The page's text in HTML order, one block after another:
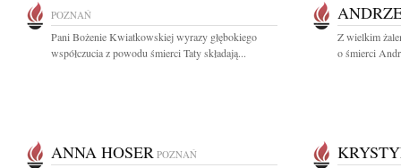
POZNAŃ
Pani Bożenie Kwiatkowskiej wyrazy głębokiego
współczucia z powodu śmierci Taty składają...
Z wielkim
o śmierci
ANNA HOSER POZNAŃ